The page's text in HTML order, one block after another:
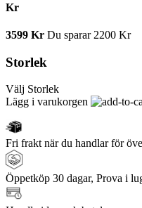
Kr
3599 Kr Du sparar 2200 Kr
Storlek
Välj Storlek
Lägg i varukorgen
Fri frakt när du handlar för
Öppetköp 30 dagar, Prova i